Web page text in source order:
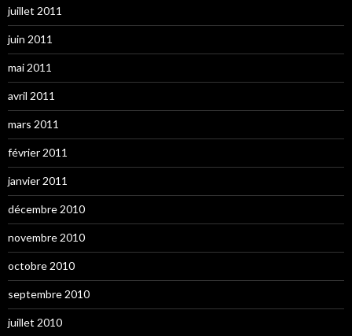
juillet 2011
juin 2011
mai 2011
avril 2011
mars 2011
février 2011
janvier 2011
décembre 2010
novembre 2010
octobre 2010
septembre 2010
juillet 2010